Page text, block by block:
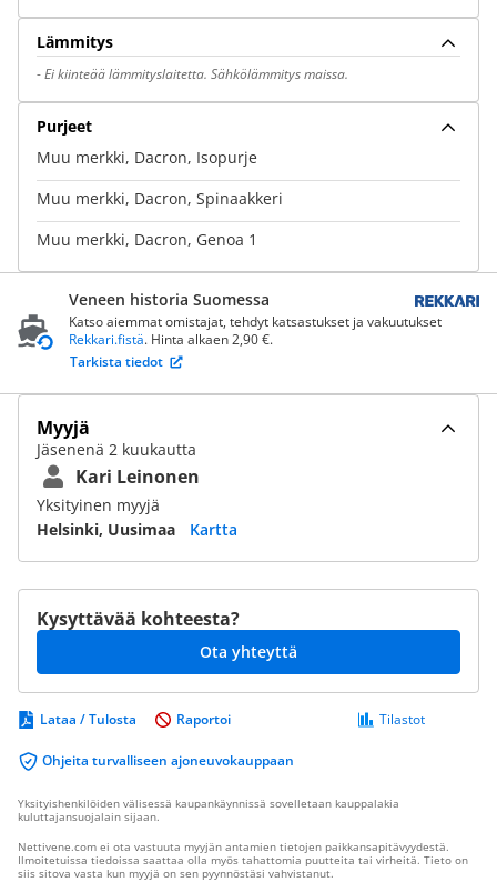
Lämmitys
-Ei kiinteää lämmityslaitetta. Sähkölämmitys maissa.
Purjeet
Muu merkki, Dacron, Isopurje
Muu merkki, Dacron, Spinaakkeri
Muu merkki, Dacron, Genoa 1
Veneen historia Suomessa
Katso aiemmat omistajat, tehdyt katsastukset ja vakuutukset
Rekkari.fistä. Hinta alkaen 2,90 €.
Tarkista tiedot
Myyjä
Jäsenenä 2 kuukautta
Kari Leinonen
Yksityinen myyjä
Helsinki, Uusimaa
Kartta
Kysyttävää kohteesta?
Ota yhteyttä
Lataa / Tulosta
Ohjeita turvalliseen ajoneuvokauppaan
Tilastot
Raportoi
Yksityishenkilöiden välisessä kaupankäynnissä sovelletaan kauppalakia
kuluttajansuojalain sijaan.
Nettivene.com ei ota vastuuta myyjän antamien tietojen paikkansapitävyydestä.
Ilmoitetuissa tiedoissa saattaa olla myös tahattomia puutteita tai virheitä. Tieto on
siis sitova vasta kun myyjä on sen pyynnöstäsi vahvistanut.